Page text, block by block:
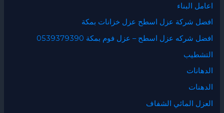
اعامل البناء
افضل شركة عزل اسطح عزل خزانات بمكة
افضل شركه عزل اسطح – عزل فوم بمكة 0539379390
التشطيب
الدهانات
الدهنات
العزل المائي الشفاف